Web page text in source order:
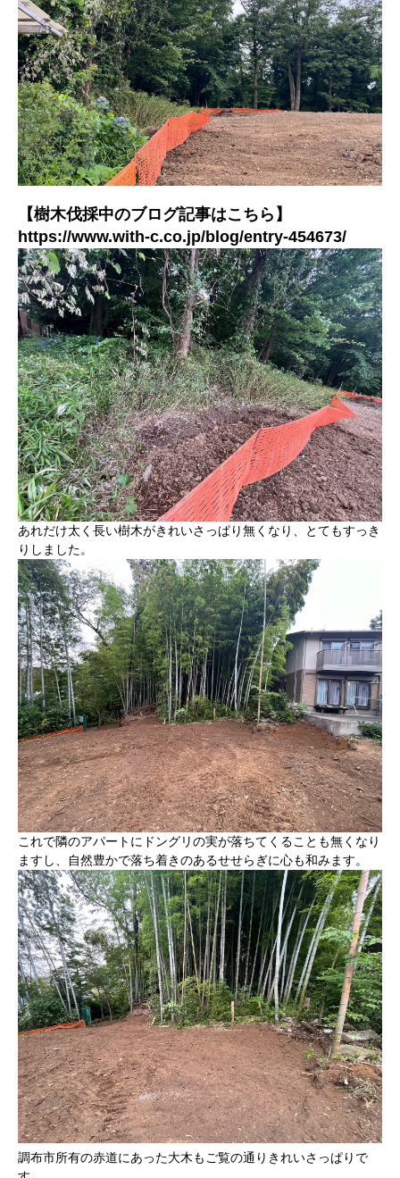
【樹木伐採中のブログ記事はこちら】
https://www.with-c.co.jp/blog/entry-454673/
あれだけ太く長い樹木がきれいさっぱり無くなり、とてもすっき
りしました。
これで隣のアパートにドングリの実が落ちてくることも無くなり
ますし、自然豊かで落ち着きのあるせせらぎに心も和みます。
調布市所有の赤道にあった大木もご覧の通りきれいさっぱりで